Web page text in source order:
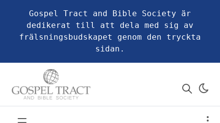
Gospel Tract and Bible Society är
dedikerat till att dela med sig av
frälsningsbudskapet genom den tryckta
sidan.